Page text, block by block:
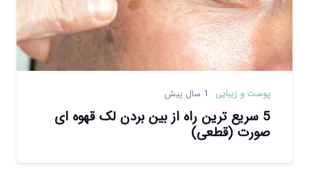
پوست و زیبایی 1 سال پیش
5 سریع ترین راه از بین بردن لک قهوه ای
صورت (قطعی)